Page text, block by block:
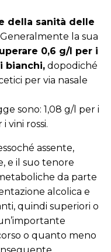
della sanità delle
Generalmente la sua
0,6 g/l per i
bianchi, dopodiché
per via nasale
sono: 1,08 g/l per i
vini rossi.
assente,
e il suo tenore
da parte
alcolica e
quindi superiori o
o quanto meno